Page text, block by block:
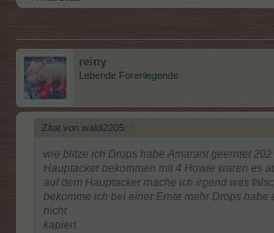
reiny
Lebende Forenlegende
Zitat von waldi2205: ↑
wie blitze ich Drops habe Amarant geerntet
Hauptacker bekommen mit 4 Howie waren es
auf dem Hauptacker mache ich irgend was
bekomme ich bei einer Ernte mehr Drops habe
nicht
kapiert .